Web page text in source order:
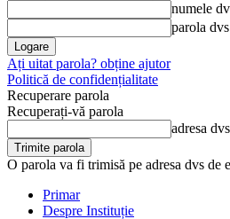
numele
parola dvs
Ați uitat parola? obține ajutor
Politică de confidențialitate
Recuperare parola
Recuperați-vă parola
adresa
O parola va fi trimisă pe adresa dvs de
Primar
Despre Instituție